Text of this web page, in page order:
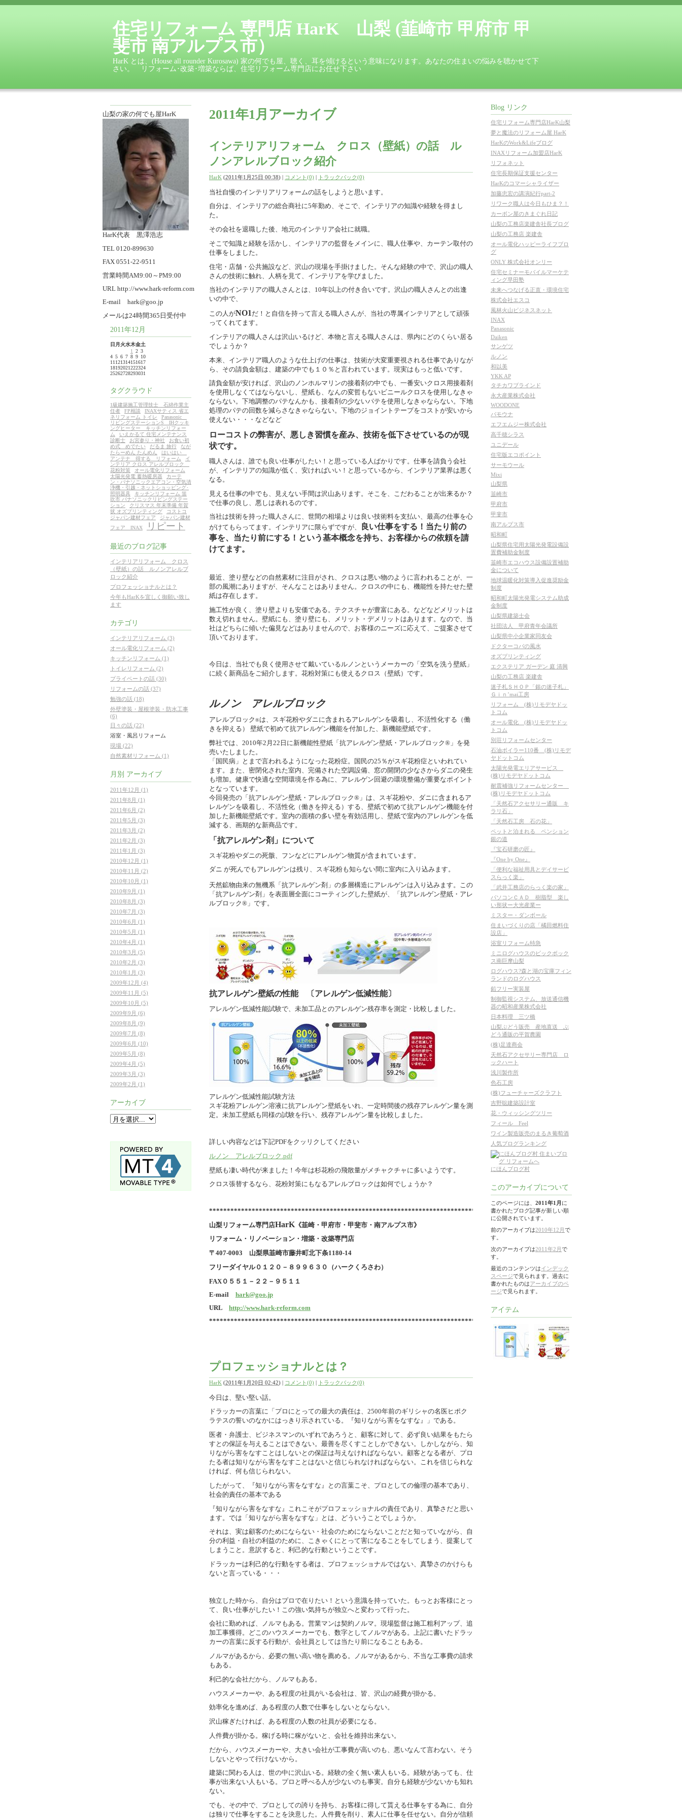
住宅リフォーム 専門店 HarK 山梨 (韮崎市 甲府市 甲
斐市 南アルプス市）
HarK とは、(House all rounder Kurosawa) 家の何でも屋、聴く、耳を傾けるという意味になります。あなたの住まいの悩みを聴かせて下
さい。 リフォーム･改築･増築ならば、住宅リフォーム専門店にお任せ下さい
2011年1月アーカイブ
インテリアリフォーム クロス（壁紙）の話 ル
ノンアレルブロック紹介
HarK (2011年1月25日 00:38) | コメント(0) | トラックバック(0)
当社自慢のインテリアリフォームの話をしようと思います。
自分は、インテリアの総合商社に5年勤め、そこで、インテリアの知識や経験を得まし
た。
その会社を退職した後、地元のインテリア会社に就職。
そこで知識と経験を活かし、インテリアの監督をメインに、職人仕事や、カーテン取付の
仕事をしました。
住宅・店舗・公共施設など、沢山の現場を手掛けました。そんな経験の中で、沢山の職人
さんの技術に触れ、人柄を見て、インテリアを学びました。
当社のインテリアの職人さんとは、10年以上の付き合いです。沢山の職人さんとの出逢
いの中で、
この人がNO1だ！と自信を持って言える職人さんが、当社の専属インテリアとして頑張
ってくれてます。
インテリアの職人さんは沢山いるけど、本物と言える職人さんは、県内にどのくらい居る
でしょうか？
本来、インテリア職人のような仕上げの仕事は、技術が大変重要視される仕事でありなが
ら、その請負金額は、建築の中でも１０％と言われています。現実はもっと低いです。
請負金額が安ければ、沢山のノンホルマリンの接着剤の中でも、一番安いクロス用接着剤
を使用しなくてはならないし、壁紙も、なんの変哲もないビニールクロスを使用しなきゃ
ならない。下地調整のパテなんかも、接着剤の少ないパテを使用しなきゃならない。下地
処理のパテの回数を減らさなきゃならない。下地のジョイントテープをコストが安いから
使えない・・・などなど
ローコストの弊害が、悪しき習慣を産み、技術を低下させているのが現
状です。
職人さんは、誰でも良い仕事がしたい！と思っている人ばかりです。仕事を請負う会社
が、インテリアの知識が低く、安ければいい！と思っているから、インテリア業界は悪く
なる。
見える仕事の中でも、見えない手間は沢山あります。そこを、こだわることが出来るか？
で仕事の良し、悪しは表れるのです。
当社は技術を持った職人さんに、世間の相場よりは良い技術料を支払い、最高の仕事を心
がけてもらってます。インテリアに限らずですが、
良い仕事をする！当たり前の
事を、当たり前にする！という基本概念を持ち、お客様からの依頼を請
けてます。
最近、塗り壁などの自然素材に注目がされ、クロスは悪い物のように言われることが、一
部の風潮にありますが、そんなことはありません。クロスの中にも、機能性を持たせた壁
紙は存在します。
施工性が良く、塗り壁よりも安価である。テクスチャが豊富にある。などなどメリットは
数え切れません。壁紙にも、塗り壁にも、メリット・デメリットはあります。なので、当
社はどちらに傾いた偏見などはありませんので、お客様のニーズに応えて、ご提案させて
頂いております。
今日は、当社でも良く使用させて戴いているルノンというメーカーの「空気を洗う壁紙」
に続く新商品をご紹介します。花粉対策にも使えるクロス（壁紙）です。
ルノン アレルブロック
アレルブロック®は、スギ花粉やダニに含まれるアレルゲンを吸着し、不活性化する（働
きを抑える） 壁紙で初めて抗アレルゲン機能を付加した、新機能壁紙です。
弊社では、2010年2月22日に新機能性壁紙「抗アレルゲン壁紙・アレルブロック® 」を発
売いたしました。
「国民病」とまで言われるようになった花粉症。国民の25％がスギ花粉症といわれてい
ます。また、密閉化された室内、完備された空調設備、窓の開閉の少なさからダニの発生
も増加。健康で快適な空間環境を作る為に、アレルゲン回避の環境整備が重要なポイント
となっています。
今回発売の「抗アレルゲン壁紙・アレルブロック® 」は、スギ花粉や、ダニに含まれるア
レルゲンを吸着し、不活性化（働きを抑える）する、壁紙で初めて抗アレルゲン機能を付
加した新機能壁紙です。室内の面積の多い壁を有効活用し、壁紙で室内のアレルゲンを低
減する、画期的な新商品です。
「抗アレルゲン剤」について
スギ花粉やダニの死骸、フンなどにアレルゲン物質が含まれています。
ダニ が死んでもアレルゲンは残り、スギ花粉も知らない間に室内に入り込みます。
天然鉱物由来の無機系「抗アレルゲン剤」の多層構造にアレルゲンは入り込みます。この
「抗アレルゲン剤」を表面層全面にコーティングした壁紙が、「抗アレルゲン壁紙・アレ
ルブロック® 」です。
抗アレルゲン壁紙の性能 〔アレルゲン低減性能〕
アレルゲン低減性能試験で、未加工品とのアレルゲン残存率を測定・比較しました。
アレルゲン低減性能試験方法
スギ花粉アレルゲン溶液に抗アレルゲン壁紙をいれ、一定時間後の残存アレルゲン量を測
定。未加工壁紙も同様の試験を行い、残存アレルゲン量を比較しました。
詳しい内容などは下記PDFをクッリクしてください
ルノン アレルブロック.pdf
壁紙も凄い時代が来ました！今年は杉花粉の飛散量がメチャクチャに多いようです。
クロス張替するなら、花粉対策にもなるアレルブロックは如何でしょうか？
******************************************************************************
山梨リフォーム専門店HarK 《韮崎・甲府市・甲斐市・南アルプス市》
リフォーム・リノベーション・増築・改築専門店
〒407-0003 山梨県韮崎市藤井町北下条1180-14
フリーダイヤル０１２０－８９９６３０
（ハークくろさわ）
FAX０５５１－２２－９５１１
E-mail hark@goo.jp
URL http://www.hark-reform.com
******************************************************************************
プロフェッショナルとは？
HarK (2011年1月20日 02:42) | コメント(0) | トラックバック(0)
今日は、堅い堅い話。
ドラッカーの言葉に「プロにとっての最大の責任は、2500年前のギリシャの名医ヒポク
ラテスの誓いのなかにはっきり示されている。『知りながら害をなすな』」である。
医者・弁護士、ビジネスマンのいずれであろうと、顧客に対して、必ず良い結果をもたら
すとの保証を与えることはできない。最善を尽くすことしかできない。しかしながら、知
りながら害をなすことはしないとの保証は与えなければならない。顧客となる者が、プロ
たる者は知りながら害をなすことはないと信じられなければならない。これを信じられな
ければ、何も信じられない。
したがって、『知りながら害をなすな』との言葉こそ、プロとしての倫理の基本であり、
社会的責任の基本である
『知りながら害をなすな』これこそがプロフェッショナルの責任であり、真摯さだと思い
ます。では「知りながら害をなすな」とは、どういうことでしょうか。
それは、実は顧客のためにならない・社会のためにならないことだと知っていながら、自
分の利益・自社の利益のために、こきゃくにとって害になることをしてしまう、提案して
しまうこと。意訳すると、利己的な行動ということです。
ドラッカーは利己的な行動をする者は、プロフェッショナルではない、真摯さのかけらも
ないと言っている・・・
独立した時から、自分はプロで在りたい！という意識を持っていた。もっとお客様にとっ
て、良い仕事がしたい！この強い気持ちが独立へと変わって行った。
会社に勤めれば、ノルマもある。営業マンは契約ノルマ。現場監督は施工粗利アップ、追
加工事獲得。どこのハウスメーカーでも、数字としてノルマがある。上記に書いたドラッ
カーの言葉に反する行動が、会社員としては当たり前になることもある。
ノルマがあるから、必要の無い高い物を薦める。ノルマがあるから、不当な工事費の請求
もある。
利己的な会社だから、ノルマもある。
ハウスメーカーや、ある程度の社員がいる会社は、皆、沢山の経費が掛かる。
効率化を進めば、ある程度の人数で仕事をしないとならない。
沢山稼ぎたければ、ある程度の人数の社員が必要になる。
人件費が掛かる。稼げる時に稼がないと、会社を維持出来ない。
だから、ハウスメーカーや、大きい会社が工事費が高いのも、悪いなんて言わない。そう
しないとやって行けないから。
建築に関わる人は、世の中に沢山いる。経験の全く無い素人もいる。経験があっても、仕
事が出来ない人もいる。プロと呼べる人が少ないのも事実。自分も経験が少ないかも知れ
ない。
でも、その中で、プロとしての誇りを持ち、お客様に得して貰える仕事をする為に、自分
は独りで仕事をすることを決意した。人件費を削り、素人に仕事を任せない。自分が信頼
山梨の家の何でも屋HarK
HarK代表 黒澤浩志
TEL 0120-899630
FAX 0551-22-9511
営業時間AM9:00～PM9:00
URL http://www.hark-reform.com
E-mail hark@goo.jp
メールは24時間365日受付中
2011年12月
日 月 火水木金土
1
2 3
4 5 6 7 8 9 10
11 121314151617
18192021222324
25262728293031
タグクラウド
1級建築施工管理技士 石綿作業主
任者
FP相談
INAXサティス 省エ
ネリフォーム トイレ
Panasonic
リビングステーションS IHクッキ
ングヒーター キッチンリフォー
ム
いえかるて 住宅メンテナンス
診断士
お宮参り・神社
お食い初
め式 めでたい
だるま 旅行
なが
たらーめん たんめん
はいはい
アンテナ 得する リフォーム
イ
ンテリア クロス アレルブロック
花粉対策
オール電化リフォーム
太陽光発電 蓄熱暖房器
カーテ
ン・パナソニックエアコン・空気清
浄機・引越・ネットショッピング･
照明器具
キッチンリフォーム 笛
吹市 パナソニックリビングステー
ション
クリスマス 年末準備 年賀
状 オズプリンティング
コストコ
ジャパン建材フェア
ジャパン建材
フェア INAX
リピート
最近のブログ記事
インテリアリフォーム クロス
（壁紙）の話 ルノンアレルブ
ロック紹介
プロフェッショナルとは？
今年もHarKを宜しく御願い致し
ます
カテゴリ
インテリアリフォーム (3)
オール電化リフォーム (2)
キッチンリフォーム (1)
トイレリフォーム (2)
プライベートの話 (30)
リフォームの話 (37)
勉強の話 (18)
外壁塗装・屋根塗装・防水工事
(6)
日々の話 (22)
浴室・風呂リフォーム
現場 (22)
自然素材リフォーム (1)
月別 アーカイブ
2011年12月 (1)
2011年8月 (1)
2011年6月 (2)
2011年5月 (3)
2011年3月 (2)
2011年2月 (3)
2011年1月 (3)
2010年12月 (1)
2010年11月 (2)
2010年10月 (1)
2010年9月 (1)
2010年8月 (3)
2010年7月 (3)
2010年6月 (1)
2010年5月 (1)
2010年4月 (1)
2010年3月 (5)
2010年2月 (3)
2010年1月 (3)
2009年12月 (4)
2009年11月 (5)
2009年10月 (5)
2009年9月 (6)
2009年8月 (9)
2009年7月 (8)
2009年6月 (10)
2009年5月 (8)
2009年4月 (5)
2009年3月 (3)
2009年2月 (1)
アーカイブ
Blog リンク
住宅リフォーム専門店HarK山梨
夢と魔法のリフォーム屋 HarK
HarKのWork&Lifeブログ
INAXリフォーム加盟店HarK
リフォネット
住宅長期保証支援センター
HarKのコマーシャライザー
加藤忠宏の講演紀行part-2
リワーク職人は今日もひま？！
カーボン屋のきまぐれ日記
山梨の工務店楽建舎社長ブログ
山梨の工務店 楽建舎
オール電化ハッピーライフブロ
グ
ONLY 株式会社オンリー
住宅セミナーモバイルマーケテ
ィング早田塾
未来へつなげる正直・環境住宅
株式会社エスコ
風林火山ビジネスネット
INAX
Panasonic
Daiken
サンゲツ
ルノン
和以美
YKK AP
タチカワブラインド
永大産業株式会社
WOODONE
パモウナ
エフエムジー株式会社
高千穂シラス
ユニデール
住宅版エコポイント
サーモウール
Mixi
山梨県
韮崎市
甲府市
甲斐市
南アルプス市
昭和町
山梨県住宅用太陽光発電設備設
置費補助金制度
韮崎市エコハウス設備設置補助
金について
地球温暖化対策導入促進奨励金
制度
昭和町太陽光発電システム助成
金制度
山梨県建築士会
社団法人 甲府青年会議所
山梨県中小企業家同友会
ドクターコパの風水
オズプリンティング
エクステリア ガーデン 庭 清興
山梨の工務店 楽建舎
迷子札ＳＨＯＰ「銀の迷子札」
Ｇｉｎ’mai工房
リフォーム (株)リモデヤドッ
トコム
オール電化 (株)リモデヤドッ
トコム
別荘リフォームセンター
石油ボイラー110番 (株)リモデ
ヤドットコム
太陽光発電エリアサービス
(株)リモデヤドットコム
耐震補強リフォームセンター
(株)リモデヤドットコム
「天然石アクセサリー通販 キ
ラリ石」
「天然石工房 石の花」
ペットと泊まれる ペンション
銀の道
『宝石研磨の匠』
『One by One』
「便利な福祉用具とデイサービ
スらっく楽」
「武井工務店のらっく楽の家」
パソコンＣＡＤ 樹脂型 楽し
い形状ー大光産業ー
ミスター・ダンボール
住まいづくりの店「橘田燃料住
設店」
浴室リフォーム特急
ミニログハウスのビックボック
ス南巨摩山梨
ログハウス?森と湖の宝庫フィン
ランドのログハウス
鉛フリー実装屋
制御監視システム、放送通信機
器の昭和産業株式会社
日本料理 三ツ橋
山梨ぶどう販売 産地直送 ぶ
どう通販の平賀農園
(株)足達商会
天然石アクセサリー専門店 ロ
ックハート
浅川製作所
色石工房
(株)フューチャーズクラフト
吉野聡建築設計室
花・ウィッシングツリー
フィール Feel
ワイン製造販売のまるき葡萄酒
人気ブログランキング
にほんブログ村
このアーカイブについて
このページには、 2011年1月 に
書かれたブログ記事が新しい順
に公開されています。
前のアーカイブは2010年12月で
す。
次のアーカイブは2011年2月で
す。
最近のコンテンツはインデック
スページで見られます。過去に
書かれたものはアーカイブのペ
ージで見られます。
アイテム